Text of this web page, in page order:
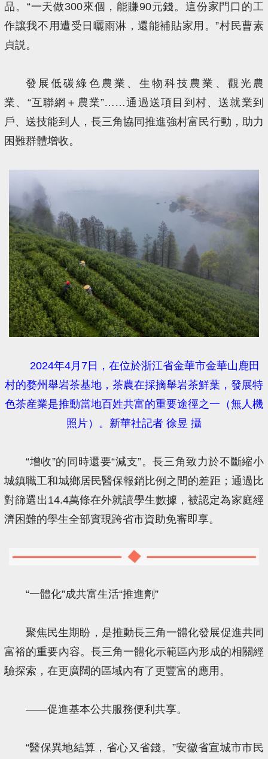
品。“一天做300來個，能賺90元錢。這份家門口的工
作讓我不用遭受日曬雨淋，還能補貼家用。”村民曹素
貞説。
發展低碳綠色農業、生物科技農業、觀光農
業、“互聯網＋農業”……通過送項目到村、送就業到
戶、送技能到人，長三角協同推進強村富民行動，助力
困難群體增收。
2024年4月7日，在位於浙江省金華市金華山鹿田
村的婺州舉岩茶基地，茶農在採摘舉岩茶鮮葉，發展特
色茶産業是推動當地百姓共富的重要途徑之一（無人機
照片）。新華社記者 徐昱 攝
“增收”的同時還要“減支”。長三角致力於不斷縮小
城鎮職工和城鄉居民醫保報銷比例之間的差距；通過比
對篩選出14.4萬條在外就讀學生數據，被認定為家庭經
濟困難的學生全部實現跨省市資助免審即享。
“一體化”成共富生活“推進劑”
聚焦民生期盼，是推動長三角一體化發展促進共同
富裕的重要內容。長三角一體化示範區內形成的相關經
驗探索，在更廣闊的區域內有了更豐富的應用。
——促進基本公共服務便利共享。
“醫保異地結算，省心又省錢。”安徽省宣城市市民